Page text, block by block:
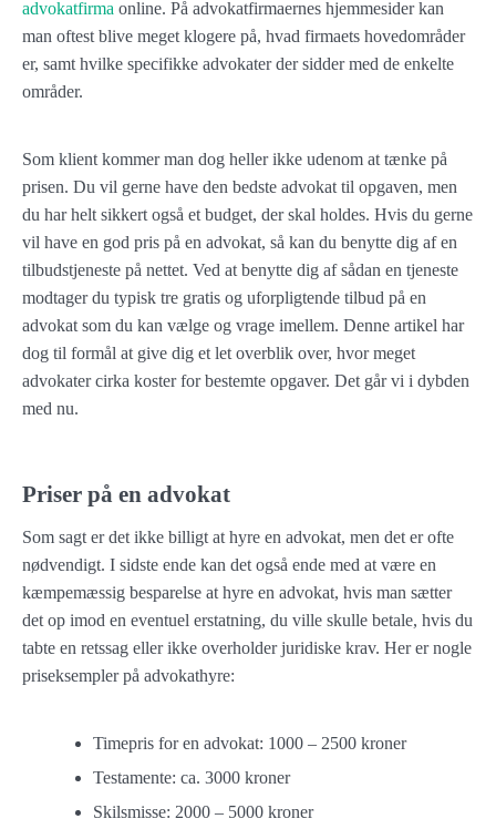
advokatfirma online. På advokatfirmaernes hjemmesider kan
man oftest blive meget klogere på, hvad firmaets hovedområder
er, samt hvilke specifikke advokater der sidder med de enkelte
områder.
Som klient kommer man dog heller ikke udenom at tænke på
prisen. Du vil gerne have den bedste advokat til opgaven, men
du har helt sikkert også et budget, der skal holdes. Hvis du gerne
vil have en god pris på en advokat, så kan du benytte dig af en
tilbudstjeneste på nettet. Ved at benytte dig af sådan en tjeneste
modtager du typisk tre gratis og uforpligtende tilbud på en
advokat som du kan vælge og vrage imellem. Denne artikel har
dog til formål at give dig et let overblik over, hvor meget
advokater cirka koster for bestemte opgaver. Det går vi i dybden
med nu.
Priser på en advokat
Som sagt er det ikke billigt at hyre en advokat, men det er ofte
nødvendigt. I sidste ende kan det også ende med at være en
kæmpemæssig besparelse at hyre en advokat, hvis man sætter
det op imod en eventuel erstatning, du ville skulle betale, hvis du
tabte en retssag eller ikke overholder juridiske krav. Her er nogle
priseksempler på advokathyre:
Timepris for en advokat: 1000 – 2500 kroner
Testamente: ca. 3000 kroner
Skilsmisse: 2000 – 5000 kroner